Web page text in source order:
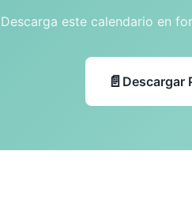
Descarga este calendario en
Descargar